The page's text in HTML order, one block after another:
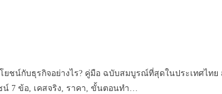
โยชน์กับธุรกิจอย่างไร? คู่มือ ฉบับสมบูรณ์ที่สุดในประเทศไท
น์ 7 ข้อ, เคสจริง, ราคา, ขั้นตอนทำ…